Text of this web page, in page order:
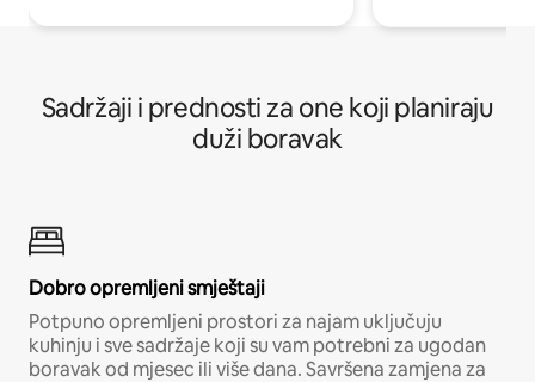
Sadržaji i prednosti za one koji planiraju
duži boravak
Dobro opremljeni smještaji
Potpuno opremljeni prostori za najam uključuju
kuhinju i sve sadržaje koji su vam potrebni za ugodan
boravak od mjesec ili više dana. Savršena zamjena za